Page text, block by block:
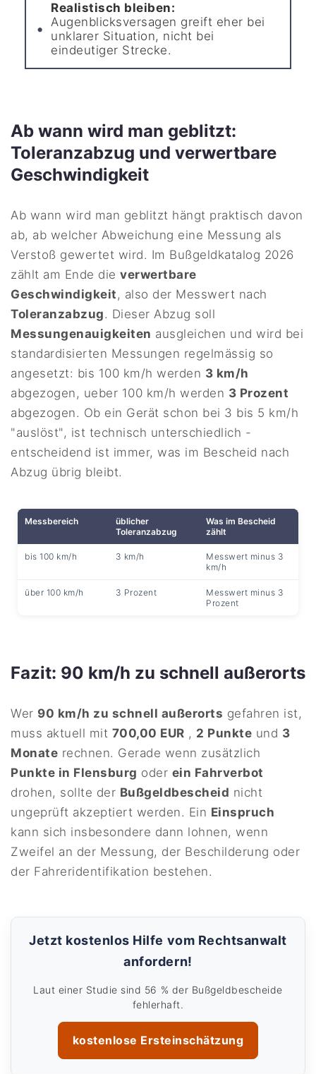
Realistisch bleiben:
Augenblicksversagen greift eher bei
unklarer Situation, nicht bei
eindeutiger Strecke.
Ab wann wird man geblitzt:
Toleranzabzug und verwertbare
Geschwindigkeit
Ab wann wird man geblitzt hängt praktisch davon
ab, ab welcher Abweichung eine Messung als
Verstoß gewertet wird. Im Bußgeldkatalog 2026
zählt am Ende dieverwertbare
Geschwindigkeit, also der Messwert nach
Toleranzabzug. Dieser Abzug soll
Messungenauigkeiten ausgleichen und wird bei
standardisierten Messungen regelmässig so
angesetzt: bis 100 km/h werden 3 km/h
abgezogen, ueber 100 km/h werden 3 Prozent
abgezogen. Ob ein Gerät schon bei 3 bis 5 km/h
"auslöst", ist technisch unterschiedlich -
entscheidend ist immer, was im Bescheid nach
Abzug übrig bleibt.
Messbereich
üblicher
Toleranzabzug
Was im Bescheid
zählt
bis 100 km/h 3 km/h
Messwert minus 3
km/h
über 100 km/h 3 Prozent
Messwert minus 3
Prozent
Fazit: 90 km/h zu schnell außerorts
Wer 90 km/h zu schnell außerorts gefahren ist,
muss aktuell mit 700,00 EUR , 2 Punkte und 3
Monate rechnen. Gerade wenn zusätzlich
Punkte in Flensburg oder ein Fahrverbot
drohen, sollte der Bußgeldbescheid nicht
ungeprüft akzeptiert werden. Ein Einspruch
kann sich insbesondere dann lohnen, wenn
Zweifel an der Messung, der Beschilderung oder
der Fahreridentifikation bestehen.
Jetzt kostenlos Hilfe vom Rechtsanwalt
anfordern!
Laut einer Studie sind 56 % der Bußgeldbescheide
fehlerhaft.
kostenlose Ersteinschätzung